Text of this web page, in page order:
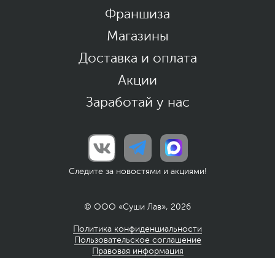
Франшиза
Магазины
Доставка и оплата
Акции
Заработай у нас
Следите за новостями и акциями!
© ООО «Суши Лав», 2026
Политика конфиденциальности
Пользовательское соглашение
Правовая информация